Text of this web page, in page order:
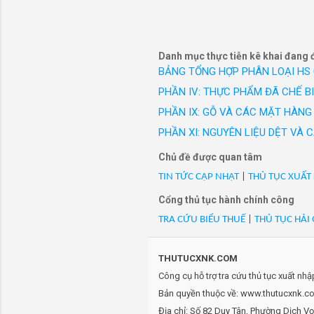
- Mã Hs 08109010: Quả
- Mã Hs 08109010: Quả
- Mã Hs 08109010: Quả
- Mã Hs 08109010: Quả
- Mã Hs 08109010: Quả
mới 100%./VN/XK
- Mã Hs 08109010: quả
- Mã Hs 08109010: Qủa
- Mã Hs 08109010: Trái
- Mã Hs 08109010: TRÁI
- Mã Hs 08109010: TRÁI
- Mã Hs 08109010: TRÁI
- Mã Hs 08109010: TRÁI
- Mã Hs 08109010: Trái
- Mã Hs 08109010: Trái
Danh mục thực tiễn kê khai đang
BẢNG TỔNG HỢP PHÂN LOẠI HS
PHẦN IV: THỰC PHẨM ĐÃ CHẾ
PHẦN IX: GỖ VÀ CÁC MẶT
PHẦN XI: NGUYÊN LIỆU DỆT VÀ
Chủ đề được quan tâm
TIN TỨC CẬP NHẬT| THỦ TỤC
Cổng thủ tục hành chính công
TRA CỨU BIỂU THUẾ THỦ TỤC HẢI
THUTUCXNK.COM
Công cụ hỗ trợ tra cứu thủ tục xuất
Bản quyền thuộc về:
Địa chỉ: Số 82 Duy Tân, Phường Dịch